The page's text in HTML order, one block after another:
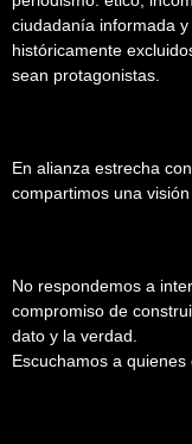
ciudadanía informada
históricamente
sean protagonistas.
En alianza estrecha
compartimos una
No respondemos a
compromiso de
dato y la verdad.
Escuchamos a quienes